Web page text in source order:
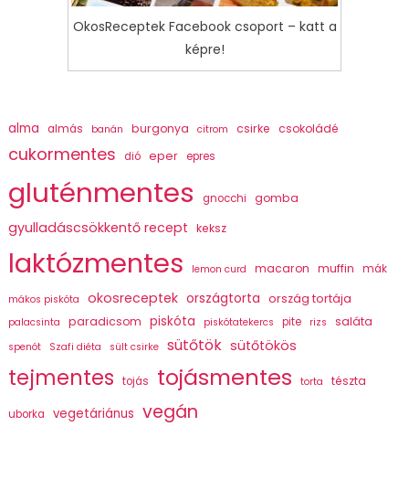
OkosReceptek Facebook csoport – katt a
képre!
alma almás banán burgonya citrom csirke csokoládé
cukormentes dió eper epres
gluténmentes gnocchi gomba
gyulladáscsökkentő recept keksz
laktózmentes lemon curd macaron muffin mák
mákos piskóta okosreceptek országtorta ország tortája
palacsinta paradicsom piskóta piskótatekercs pite rizs saláta
spenót Szafi diéta sült csirke sütőtök sütőtökös
tejmentes tojás tojásmentes torta tészta
uborka vegetáriánus vegán